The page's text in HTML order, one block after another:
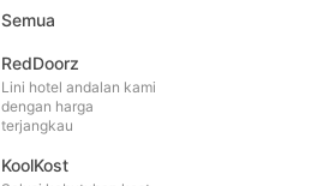
Semua
RedDoorz
Lini hotel andalan kami
dengan harga
terjangkau
KoolKost